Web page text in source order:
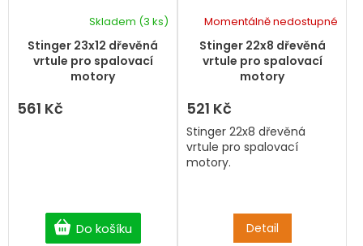
Stinger 23x12 dřevěná
vrtule pro spalovací
motory
Skladem (3 ks)
561 Kč
Do košíku
Stinger 22x8 dřevěná
vrtule pro spalovací
motory
Momentálně nedostupné
521 Kč
Detail
Stinger 22x8 dřevěná
vrtule pro spalovací
motory.